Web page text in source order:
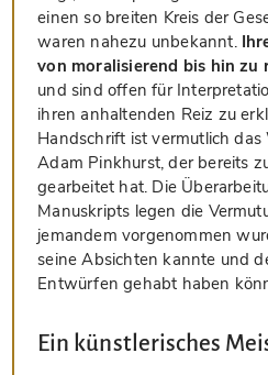
einen so breiten Kreis der
waren nahezu unbekannt.
von moralisierend bis hin zu
und sind offen für
ihren anhaltenden Reiz zu
Handschrift ist vermutlich das
Adam Pinkhurst, der bereits
gearbeitet hat. Die
Manuskripts legen die
jemandem vorgenommen
seine Absichten kannte und
Entwürfen gehabt haben
Ein künstlerisches